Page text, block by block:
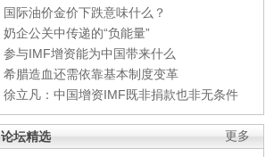
国际油价金价下跌意味什么？
奶企公关中传递的“负能量”
参与IMF增资能为中国带来什么
希腊造血还需依靠基本制度变革
徐立凡：中国增资IMF既非捐款也非无条件
更多
论坛精选